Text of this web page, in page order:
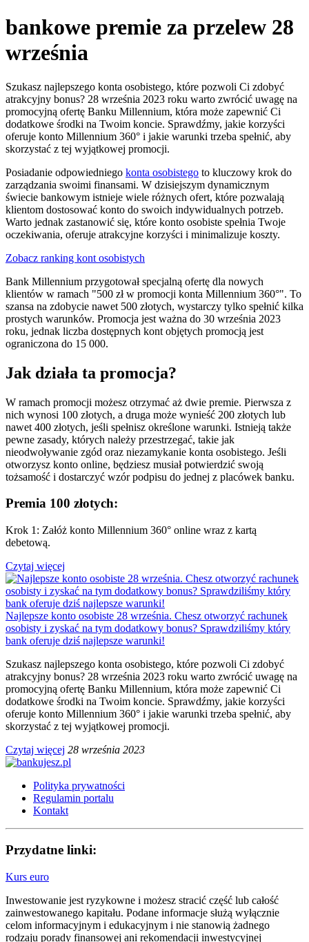
bankowe premie za przelew 28
września
Szukasz najlepszego konta osobistego, które pozwoli Ci zdobyć
atrakcyjny bonus? 28 września 2023 roku warto zwrócić uwagę na
promocyjną ofertę Banku Millennium, która może zapewnić Ci
dodatkowe środki na Twoim koncie. Sprawdźmy, jakie korzyści
oferuje konto Millennium 360° i jakie warunki trzeba spełnić, aby
skorzystać z tej wyjątkowej promocji.
Posiadanie odpowiedniego konta osobistego to kluczowy krok do
zarządzania swoimi finansami. W dzisiejszym dynamicznym
świecie bankowym istnieje wiele różnych ofert, które pozwalają
klientom dostosować konto do swoich indywidualnych potrzeb.
Warto jednak zastanowić się, które konto osobiste spełnia Twoje
oczekiwania, oferuje atrakcyjne korzyści i minimalizuje koszty.
Zobacz ranking kont osobistych
Bank Millennium przygotował specjalną ofertę dla nowych
klientów w ramach "500 zł w promocji konta Millennium 360°". To
szansa na zdobycie nawet 500 złotych, wystarczy tylko spełnić kilka
prostych warunków. Promocja jest ważna do 30 września 2023
roku, jednak liczba dostępnych kont objętych promocją jest
ograniczona do 15 000.
Jak działa ta promocja?
W ramach promocji możesz otrzymać aż dwie premie. Pierwsza z
nich wynosi 100 złotych, a druga może wynieść 200 złotych lub
nawet 400 złotych, jeśli spełnisz określone warunki. Istnieją także
pewne zasady, których należy przestrzegać, takie jak
nieodwoływanie zgód oraz niezamykanie konta osobistego. Jeśli
otworzysz konto online, będziesz musiał potwierdzić swoją
tożsamość i dostarczyć wzór podpisu do jednej z placówek banku.
Premia 100 złotych:
Krok 1: Załóż konto Millennium 360° online wraz z kartą
debetową.
Czytaj więcej
Najlepsze konto osobiste 28 września. Chesz otworzyć rachunek
osobisty i zyskać na tym dodatkowy bonus? Sprawdziliśmy który
bank oferuje dziś najlepsze warunki!
Szukasz najlepszego konta osobistego, które pozwoli Ci zdobyć
atrakcyjny bonus? 28 września 2023 roku warto zwrócić uwagę na
promocyjną ofertę Banku Millennium, która może zapewnić Ci
dodatkowe środki na Twoim koncie. Sprawdźmy, jakie korzyści
oferuje konto Millennium 360° i jakie warunki trzeba spełnić, aby
skorzystać z tej wyjątkowej promocji.
Czytaj więcej 28 września 2023
Polityka prywatności
Regulamin portalu
Kontakt
Przydatne linki:
Kurs euro
Inwestowanie jest ryzykowne i możesz stracić część lub całość
zainwestowanego kapitału. Podane informacje służą wyłącznie
celom informacyjnym i edukacyjnym i nie stanowią żadnego
rodzaju porady finansowej ani rekomendacji inwestycyjnej